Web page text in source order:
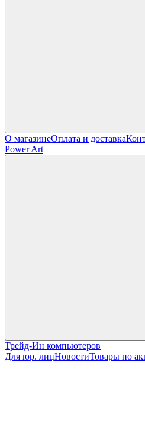
О магазинеОплата и доставка
Power Art
Трейд-Ин компьютеров
Для юр. лицНовостиТовары по